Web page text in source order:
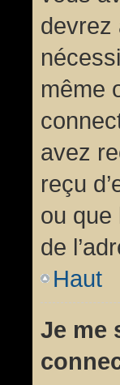
devrez
même
avez
reçu
ou que
de
Haut
Je me